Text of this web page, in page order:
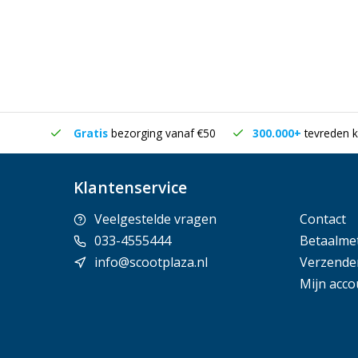
Gratis bezorging vanaf €50 300.000+tevreden
Klantenservice
Veelgestelde vragen
033-4555444
info@scootplaza.nl
Contact
Mijn